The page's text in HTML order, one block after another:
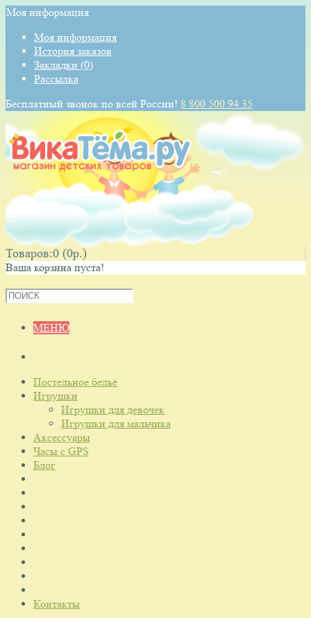
Моя информация
Моя информация
История заказов
Закладки (0)
Рассылка
Бесплатный звонок по всей России! 8 800 500 94 35
Товаров:0 (0p.)
Ваша корзина пуста!
МЕНЮ
Постельное бельё
Игрушки
Игрушки для девочек
Игрушки для мальчика
Аксессуары
Часы с GPS
Блог
Контакты